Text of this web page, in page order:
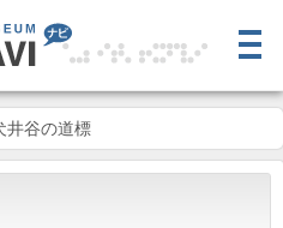
井谷の道標